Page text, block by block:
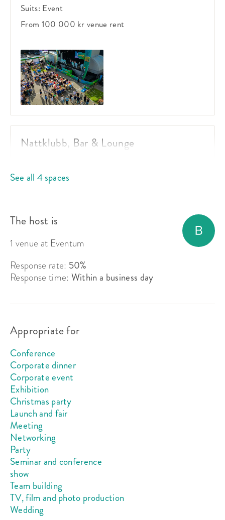
Suits: Event
From 100 000 kr venue rent
Nattklubb, Bar & Lounge
Standing room:
Panorama
Seated:110
Standing room:
Suits:Event, Meeting
From 21 875 kr
See all 4 spaces
The host is
1 venue at Eventum
Response rate: 50%
Response time: Within a business day
Appropriate for
Conference
Corporate dinner
Corporate event
Exhibition
Christmas party
Launch and fair
Meeting
Networking
Party
Seminar and conference
show
Team building
TV, film and photo production
Wedding